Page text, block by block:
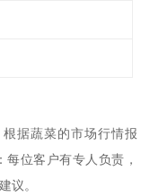
据蔬菜的市场行情报
位客户有专人负责，
议。